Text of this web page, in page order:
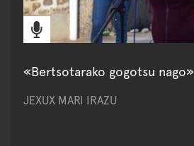
«Bertsotarako gogotsu nago»
JEXUX MARI IRAZU